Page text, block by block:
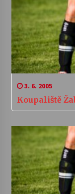
3. 6. 2005
Koupaliště